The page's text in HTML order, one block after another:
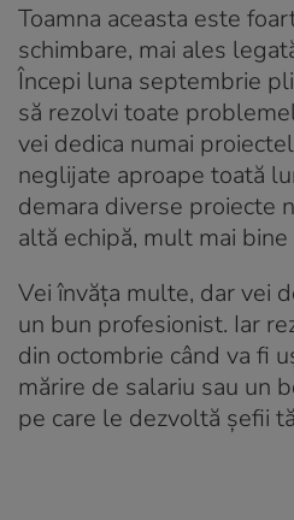
Toamna aceasta este
schimbare, mai ales
Începi luna septembrie
să rezolvi toate
vei dedica numai
neglijate aproape toată
demara diverse proiecte
altă echipă, mult mai
Vei învăța multe, dar vei
un bun profesionist. Iar
din octombrie când va fi
mărire de salariu sau un
pe care le dezvoltă șefii